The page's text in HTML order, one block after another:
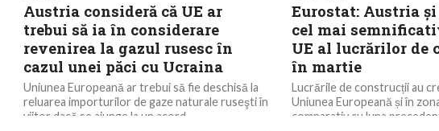
Austria consideră că UE ar
trebui să ia în considerare
revenirea la gazul rusesc în
cazul unei păci cu Ucraina
Uniunea Europeană ar trebui să fie deschisă la
reluarea importurilor de gaze naturale ruseşti în
viitor dacă se ajunge la un acord...
Eurostat: Austria
cel mai
UE al lucrărilor de
în martie
Lucrările de construcții au
Uniunea Europeană și în
comparativ cu luna